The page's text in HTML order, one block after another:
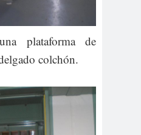
plataforma de
colchón.